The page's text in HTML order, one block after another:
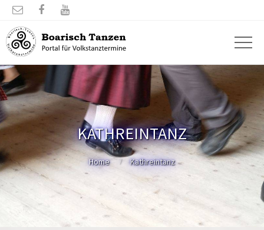
  
KATHREINTANZ
Home Kathreintanz